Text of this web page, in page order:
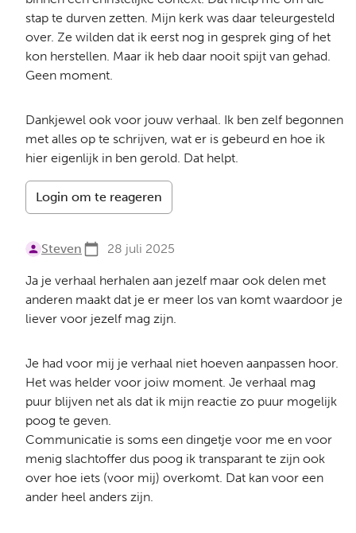
stap te durven zetten. Mijn kerk was daar teleurgesteld
over. Ze wilden dat ik eerst nog in gesprek ging of het
kon herstellen. Maar ik heb daar nooit spijt van gehad.
Geen moment.
Dankjewel ook voor jouw verhaal. Ik ben zelf begonnen
met alles op te schrijven, wat er is gebeurd en hoe ik
hier eigenlijk in ben gerold. Dat helpt.
Login om te reageren
Steven 28 juli 2025
Ja je verhaal herhalen aan jezelf maar ook delen met
anderen maakt dat je er meer los van komt waardoor je
liever voor jezelf mag zijn.
Je had voor mij je verhaal niet hoeven aanpassen hoor.
Het was helder voor joiw moment. Je verhaal mag
puur blijven net als dat ik mijn reactie zo puur mogelijk
poog te geven.
Communicatie is soms een dingetje voor me en voor
menig slachtoffer dus poog ik transparant te zijn ook
over hoe iets (voor mij) overkomt. Dat kan voor een
ander heel anders zijn.